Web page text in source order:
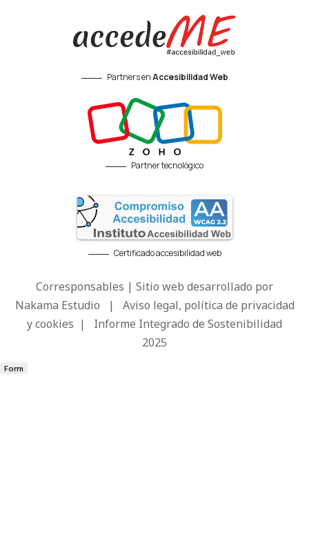
Partners enAccesibilidad Web
Partner tecnológico
Certificado accesibilidad web
Corresponsables | Sitio web desarrollado por
Nakama Estudio | Aviso legal, política de privacidad
y cookies | Informe Integrado de Sostenibilidad
2025
Form